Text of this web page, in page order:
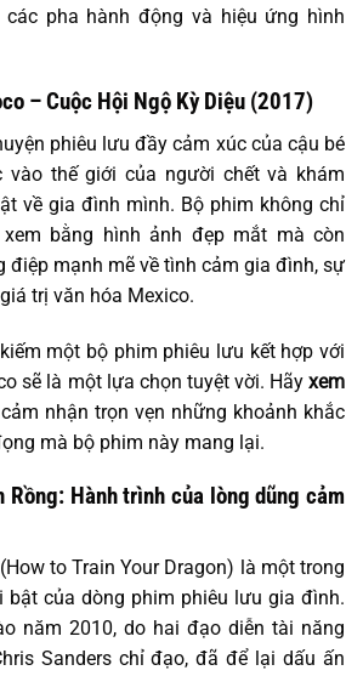
pha hành động và hiệu ứng hình
– Cuộc Hội Ngộ Kỳ Diệu (2017)
phiêu lưu đầy cảm xúc của cậu bé
vào thế giới của người chết và khám
về gia đình mình. Bộ phim không chỉ
bằng hình ảnh đẹp mắt mà còn
điệp mạnh mẽ về tình cảm gia đình, sự
trị văn hóa Mexico.
một bộ phim phiêu lưu kết hợp với
sẽ là một lựa chọn tuyệt vời. Hãy xem
nhận trọn vẹn những khoảnh khắc
mà bộ phim này mang lại.
Rồng: Hành trình của lòng dũng cảm
to Train Your Dragon) là một trong
bật của dòng phim phiêu lưu gia đình.
năm 2010, do hai đạo diễn tài năng
Sanders chỉ đạo, đã để lại dấu ấn